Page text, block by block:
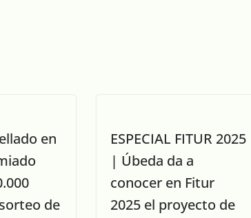
en
de
ESPECIAL FITUR 2025
| Úbeda da a
conocer en Fitur
2025 el proyecto de